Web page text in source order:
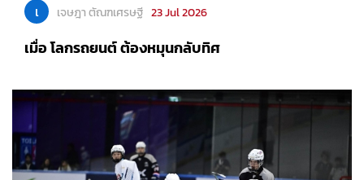
เ เจษฎา ตัณฑเศรษฐี 23 Jul 2026
เมื่อ โลกรถยนต์ ต้องหมุนกลับทิศ